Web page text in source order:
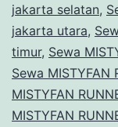
jakarta selatan,
jakarta utara,
timur, Sewa
Sewa MISTYFAN
MISTYFAN
MISTYFAN